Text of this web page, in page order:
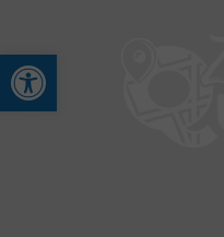
Abrir barra